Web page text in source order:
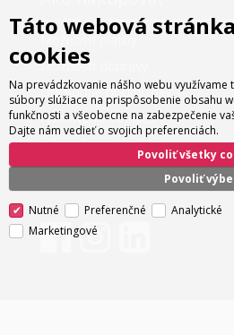
Možnosti platby
Možnosti dopravy
Obchodné podmienky
Nastavenie cookies
Informácie o cookies
Táto webová
cookies
Na prevádzkovanie nášho webu využívame
súbory slúžiace na prispôsobenie obsahu
funkčnosti a všeobecne na zabezpečenie
Dajte nám vedieť o svojich preferenciách.
Povoliť
Povoliť všetky
Nutné Preferenčné
Analytické
Marketingové